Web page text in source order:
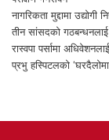
नागरिकता मुद्दामा
तीन सांसदको गठबन्धनलाई
रास्वपा पर्सामा
प्रभु हस्पिटलको